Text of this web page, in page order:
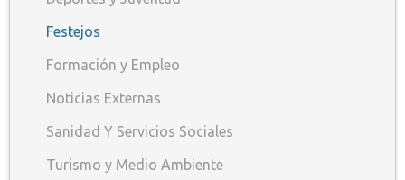
Festejos
Formación y Empleo
Noticias Externas
Sanidad Y Servicios Sociales
Turismo y Medio Ambiente